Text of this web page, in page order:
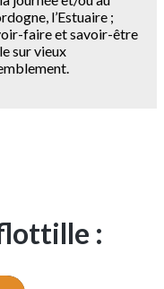
l’Estuaire ;
faire et savoir-être
sur vieux
: